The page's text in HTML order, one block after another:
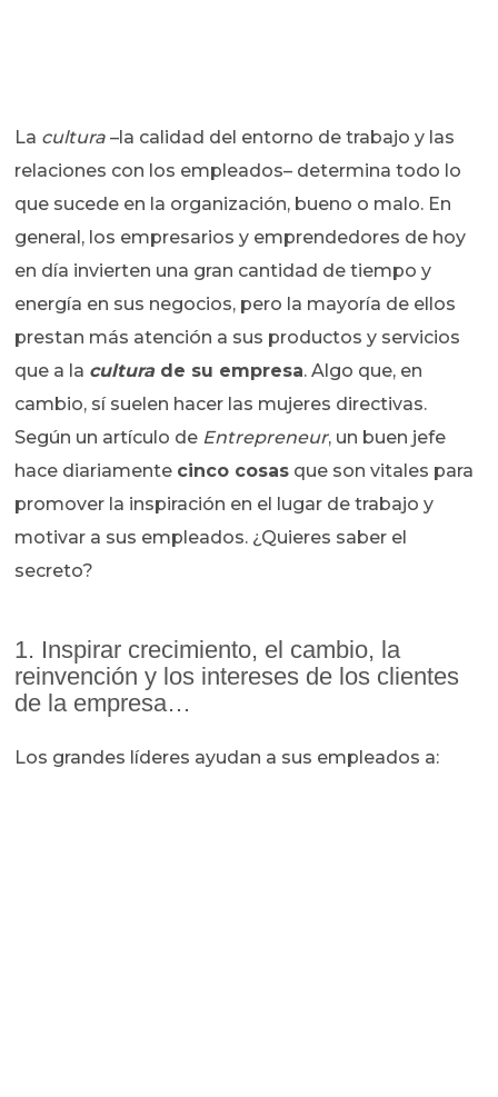
La cultura–la calidad del entorno de trabajo y las
relaciones con los empleados– determina todo lo
que sucede en la organización, bueno o malo. En
general, los empresarios y emprendedores de hoy
en día invierten una gran cantidad de tiempo y
energía en sus negocios, pero la mayoría de ellos
prestan más atención a sus productos y servicios
que a la cultura de su empresa. Algo que, en
cambio, sí suelen hacer las mujeres directivas.
Según un artículo de Entrepreneur, un buen jefe
hace diariamente cinco cosas que son vitales para
promover la inspiración en el lugar de trabajo y
motivar a sus empleados. ¿Quieres saber el
secreto?
1. Inspirar crecimiento, el cambio, la
reinvención y los intereses de los clientes
de la empresa…
Los grandes líderes ayudan a sus empleados a: